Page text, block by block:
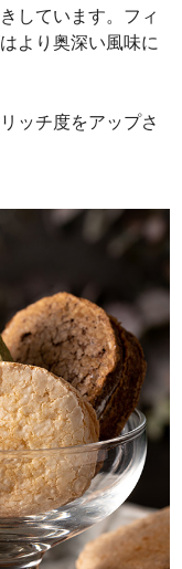
しています。フィ
より奥深い風味に
ッチ度をアップさ